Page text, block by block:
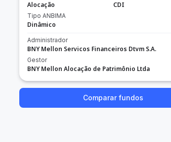
Alocação
Tipo ANBIMA
Dinâmico
CDI
Administrador
BNY Mellon Servicos Financeiros Dtvm S.A.
Gestor
BNY Mellon Alocação de Patrimônio Ltda
Comparar fundos